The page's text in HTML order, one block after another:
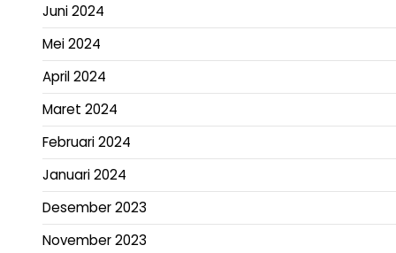
Juni 2024
Mei 2024
April 2024
Maret 2024
Februari 2024
Januari 2024
Desember 2023
November 2023